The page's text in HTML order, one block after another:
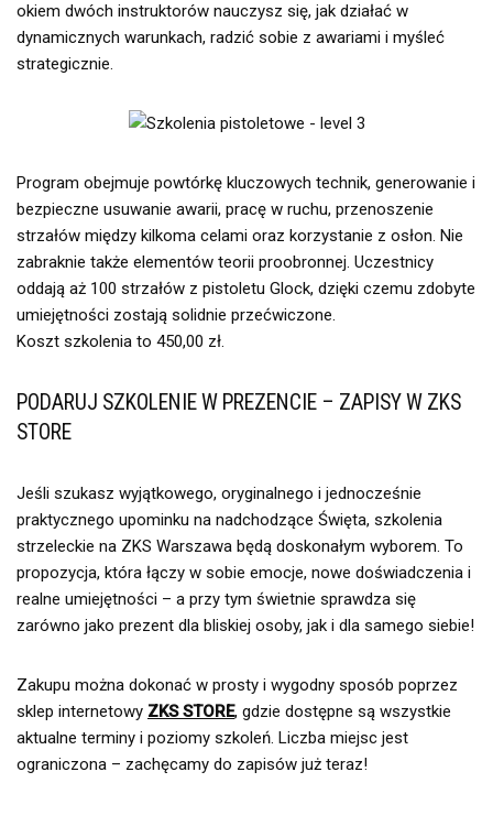
okiem dwóch instruktorów nauczysz się, jak działać w
dynamicznych warunkach, radzić sobie z awariami i myśleć
strategicznie.
Program obejmuje powtórkę kluczowych technik, generowanie i
bezpieczne usuwanie awarii, pracę w ruchu, przenoszenie
strzałów między kilkoma celami oraz korzystanie z osłon. Nie
zabraknie także elementów teorii proobronnej. Uczestnicy
oddają aż 100 strzałów z pistoletu Glock, dzięki czemu zdobyte
umiejętności zostają solidnie przećwiczone.
Koszt szkolenia to 450,00 zł.
PODARUJ SZKOLENIE W PREZENCIE – ZAPISY W ZKS
STORE
Jeśli szukasz wyjątkowego, oryginalnego i jednocześnie
praktycznego upominku na nadchodzące Święta, szkolenia
strzeleckie na ZKS Warszawa będą doskonałym wyborem. To
propozycja, która łączy w sobie emocje, nowe doświadczenia i
realne umiejętności – a przy tym świetnie sprawdza się
zarówno jako prezent dla bliskiej osoby, jak i dla samego siebie!
Zakupu można dokonać w prosty i wygodny sposób poprzez
sklep internetowy ZKS STORE, gdzie dostępne są wszystkie
aktualne terminy i poziomy szkoleń. Liczba miejsc jest
ograniczona – zachęcamy do zapisów już teraz!